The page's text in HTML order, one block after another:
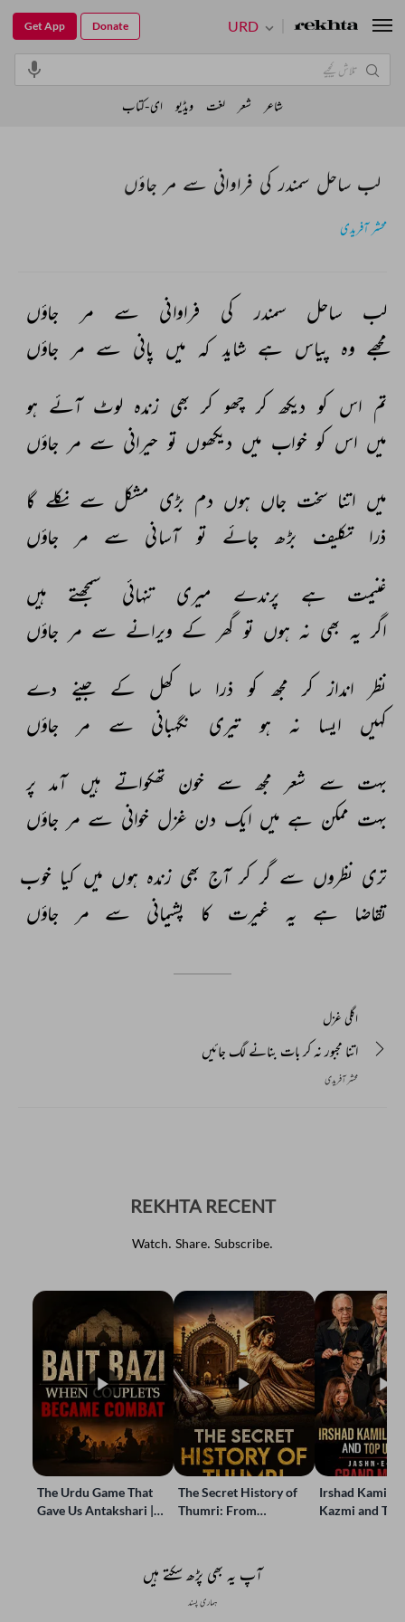
لب ساحل سمندر کی فراوانی سے مر جاؤں
محشر آفریدی
لب ساحل سمندر کی فراوانی سے مر
جاؤں
مجھے وہ پیاس ہے شاید کہ میں پانی سے مر جاؤں
تم اس کو دیکھ کر چھو کر بھی زندہ لوٹ آئے ہو
میں اس کو خواب میں دیکھوں تو حیرانی سے مر جاؤں
میں اتنا سخت جاں ہوں دم بڑی مشکل سے نکلے گا
ذرا
تکلیف بڑھ جائے تو آسانی سے مر جاؤں
غنیمت ہے پرندے میری تنہائی سمجھتے
ہیں
اگر یہ بھی نہ ہوں تو گھر کے ویرانے سے مر جاؤں
نظر انداز کر مجھ کو ذرا سا کھل کے جینے دے
کہیں
ایسا نہ ہو تیری نگہبانی سے مر جاؤں
بہت سے شعر مجھ سے خون تھکواتے ہیں آمد پر
بہت ممکن ہے میں ایک دن غزل خوانی سے مر جاؤں
تری نظروں سے گر کر آج بھی زندہ ہوں میں کیا خوب
تقاضا
ہے یہ غیرت کا پشیمانی سے مر جاؤں
اگلی غزل
اتنا مجبور نہ کر بات بنانے لگ جائیں
محشر آفریدی
REKHTA RECENT
Watch. Share. Subscribe.
The Urdu Game That
Gave Us Antakshari |
The Secret History of
Thumri: From
Irshad Kamil,
Kazmi and
آپ یہ بھی پڑھ سکتے ہیں
ہماری پسند
URD
Get App Donate
شاعر شعر لغت ویڈیو ای-کتاب